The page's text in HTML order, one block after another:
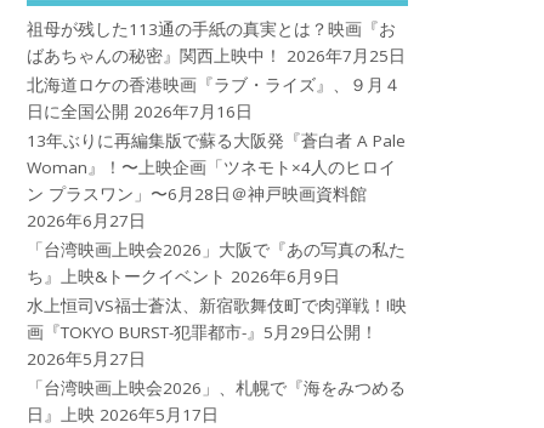
祖母が残した113通の手紙の真実とは？映画『お
ばあちゃんの秘密』関西上映中！
2026年7月25日
北海道ロケの香港映画『ラブ・ライズ』、９月４
日に全国公開 2026年7月16日
13年ぶりに再編集版で蘇る大阪発『蒼白者 A Pale
Woman』！〜上映企画「ツネモト×4人のヒロイ
ン プラスワン」〜6月28日＠神戸映画資料館
2026年6月27日
「台湾映画上映会2026」大阪で『あの写真の私た
ち』上映&トークイベント 2026年6月9日
水上恒司VS福士蒼汰、新宿歌舞伎町で肉弾戦！!映
画『TOKYO BURST-犯罪都市-』5月29日公開！
2026年5月27日
「台湾映画上映会2026」、札幌で『海をみつめる
日』上映 2026年5月17日